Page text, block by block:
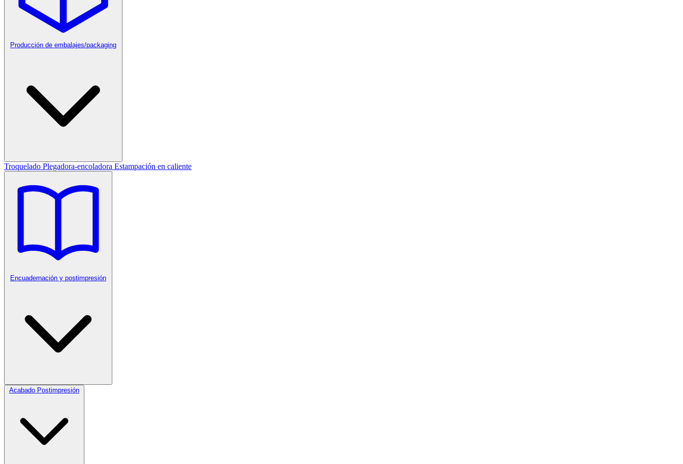
Producción de embalajes/packaging
Troquelado Plegadora-encoladora Estampación en caliente
Encuadernación y postimpresión
Acabado Postimpresión